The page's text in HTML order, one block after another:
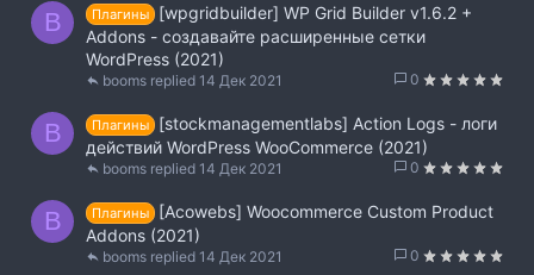
B Плагины
[wpgridbuilder] WP Grid Builder v1.6.2 +
Addons - создавайте расширенные сетки
WordPress (2021)
0
14 Дек 2021
booms
B Плагины
[stockmanagementlabs] Action Logs - логи
действий WordPress WooCommerce (2021)
0
14 Дек 2021
booms
B Плагины
[Acowebs] Woocommerce Custom Product
Addons (2021)
0
14 Дек 2021
booms